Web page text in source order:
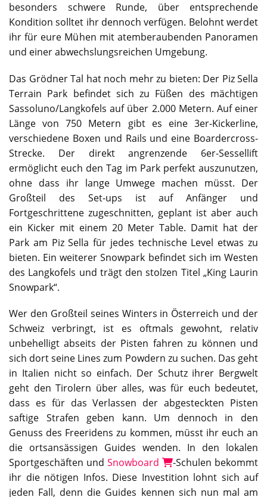
besonders schwere Runde, über entsprechende
Kondition solltet ihr dennoch verfügen. Belohnt werdet
ihr für eure Mühen mit atemberaubenden Panoramen
und einer abwechslungsreichen Umgebung.
Das Grödner Tal hat noch mehr zu bieten: Der Piz Sella
Terrain Park befindet sich zu Füßen des mächtigen
Sassoluno/Langkofels auf über 2.000 Metern. Auf einer
Länge von 750 Metern gibt es eine 3er-Kickerline,
verschiedene Boxen und Rails und eine Boardercross-
Strecke. Der direkt angrenzende 6er-Sessellift
ermöglicht euch den Tag im Park perfekt auszunutzen,
ohne dass ihr lange Umwege machen müsst. Der
Großteil des Set-ups ist auf Anfänger und
Fortgeschrittene zugeschnitten, geplant ist aber auch
ein Kicker mit einem 20 Meter Table. Damit hat der
Park am Piz Sella für jedes technische Level etwas zu
bieten. Ein weiterer Snowpark befindet sich im Westen
des Langkofels und trägt den stolzen Titel „King Laurin
Snowpark“.
Wer den Großteil seines Winters in Österreich und der
Schweiz verbringt, ist es oftmals gewohnt, relativ
unbehelligt abseits der Pisten fahren zu können und
sich dort seine Lines zum Powdern zu suchen. Das geht
in Italien nicht so einfach. Der Schutz ihrer Bergwelt
geht den Tirolern über alles, was für euch bedeutet,
dass es für das Verlassen der abgesteckten Pisten
saftige Strafen geben kann. Um dennoch in den
Genuss des Freeridens zu kommen, müsst ihr euch an
die ortsansässigen Guides wenden. In den lokalen
Sportgeschäften und Snowboard
-Schulen bekommt
ihr die nötigen Infos. Diese Investition lohnt sich auf
jeden Fall, denn die Guides kennen sich nun mal am